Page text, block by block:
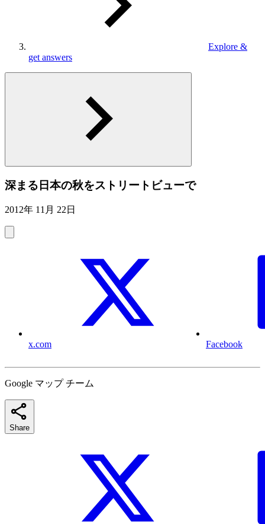
Explore &
get answers
深まる日本の秋をストリートビューで
2012年 11月 22日
x.com Facebook
Google マップ チーム
Share